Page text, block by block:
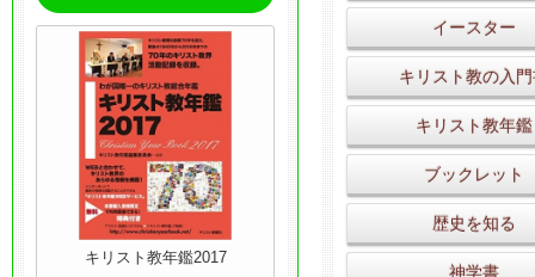
イースター
キリスト教の入
キリスト教年鑑
ブックレット
歴史を知る
神学書
キリスト教年鑑2017